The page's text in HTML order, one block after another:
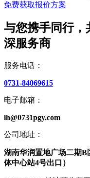
免费获取报价方案
与您携手同行，
深服务商
服务电话：
0731-84069615
电子邮箱：
lh@0731pgy.com
公司地址：
湖南华润置地广场二期B
体中心站4号出口）